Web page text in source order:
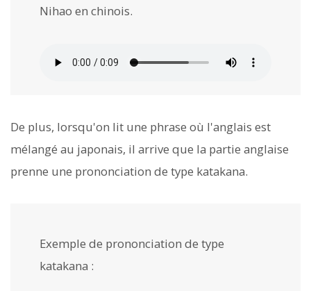
Nihao en chinois.
De plus, lorsqu'on lit une phrase où l'anglais est
mélangé au japonais, il arrive que la partie anglaise
prenne une prononciation de type katakana.
Exemple de prononciation de type
katakana :